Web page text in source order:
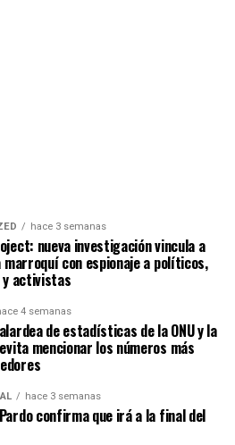
hace 3 semanas
nueva investigación vincula a
con espionaje a políticos,
activistas
4 semanas
de estadísticas de la ONU y la
evita mencionar los números más
hace 3 semanas
confirma que irá a la final del